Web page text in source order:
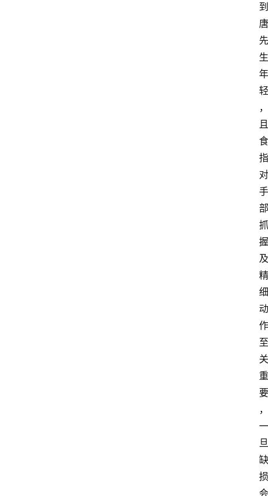
到
唐
先
生
年
轻
，
且
食
指
对
手
部
抓
握
及
精
细
动
作
至
关
重
要
，
一
旦
缺
损
会